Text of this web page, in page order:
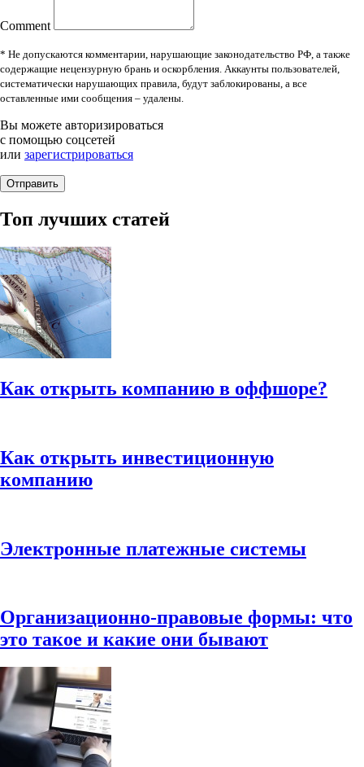
Comment
* Не допускаются комментарии, нарушающие законодательство РФ, а также
содержащие нецензурную брань и оскорбления. Аккаунты пользователей,
систематически нарушающих правила, будут заблокированы, а все
оставленные ими сообщения – удалены.
Вы можете авторизироваться
с помощью соцсетей
или зарегистрироваться
Топ лучших статей
Как открыть компанию в оффшоре?
Как открыть инвестиционную
компанию
Электронные платежные системы
Организационно-правовые формы: что
это такое и какие они бывают